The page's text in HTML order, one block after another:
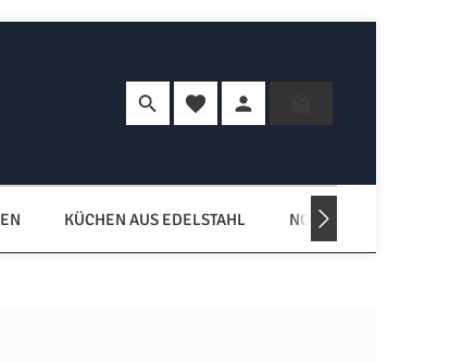
Du hast 0 Produkte auf dem Merkzettel
KÜCHEN AUS EDELSTAHL NORDISCHE KÜCHEN